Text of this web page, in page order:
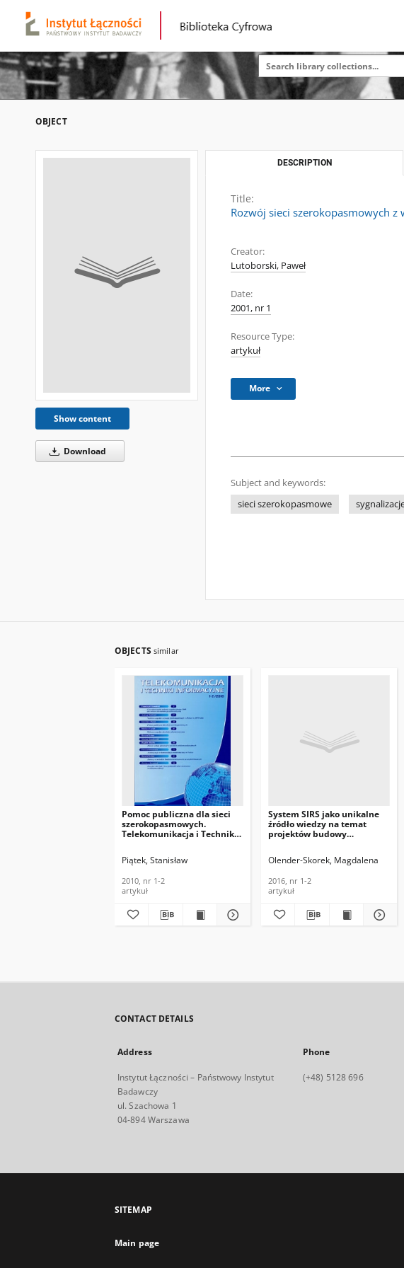
OBJECT
Show content
Download
DESCRIPTION
Title:
Rozwój sieci szerokopasmowych
Creator:
Lutoborski, Paweł
Date:
2001, nr 1
Resource Type:
artykuł
More
Subject and keywords:
sieci szerokopasmowe
OBJECTS similar
Pomoc publiczna dla sieci
szerokopasmowych.
Telekomunikacja i Techniki
Piątek, Stanisław
2010, nr 1-2
artykuł
System SIRS jako unikalne
źródło wiedzy na temat
projektów budowy
Telekomunikacja i Techniki
Olender-Skorek, Magdalena
2016, nr 1-2
artykuł
CONTACT DETAILS
Address
Instytut Łączności – Państwowy Instytut
Badawczy
ul. Szachowa 1
04-894 Warszawa
Phone
(+48) 5128 696
SITEMAP
Main page